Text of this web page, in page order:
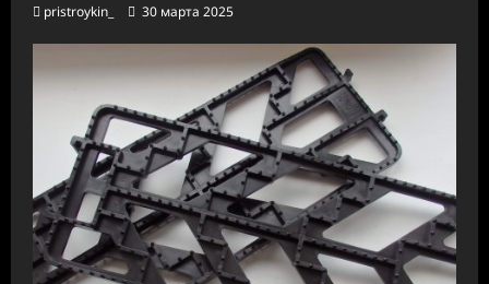
pristroykin_ 30 марта 2025